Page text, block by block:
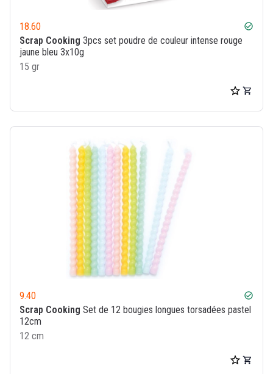
18.60 check_circle
Scrap Cooking 3pcs set poudre de couleur intense rouge
jaune bleu 3x10g
15 gr
9.40 check_circle
Scrap Cooking Set de 12 bougies longues torsadées pastel
12cm
12 cm